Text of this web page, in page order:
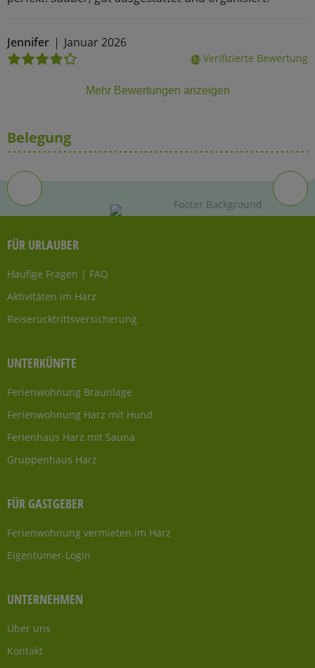
Jennifer Januar 2026
doneVerifizierte Bewertung
Mehr Bewertungen anzeigen
Belegung
FÜR URLAUBER
Häufige Fragen | FAQ
Aktivitäten im Harz
Reiserücktrittsversicherung
UNTERKÜNFTE
Ferienwohnung Braunlage
Ferienwohnung Harz mit Hund
Ferienhaus Harz mit Sauna
Gruppenhaus Harz
FÜR GASTGEBER
Ferienwohnung vermieten im Harz
Eigentümer-Login
UNTERNEHMEN
Über uns
Kontakt